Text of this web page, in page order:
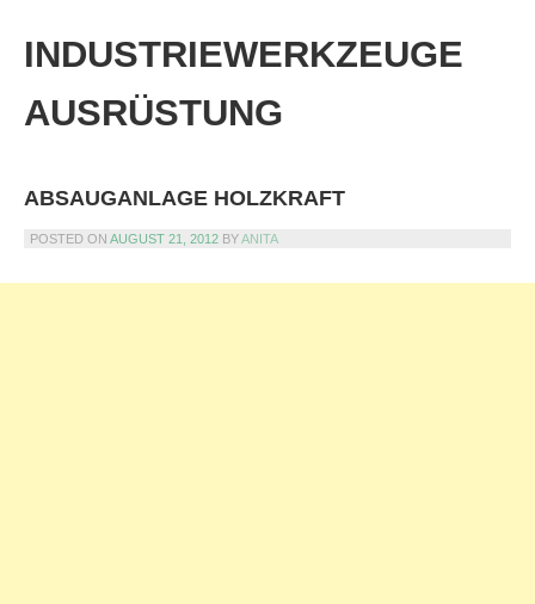
content
INDUSTRIEWERKZEUGE
AUSRÜSTUNG
ABSAUGANLAGE HOLZKRAFT
POSTED ON AUGUST 21, 2012 BYANITA